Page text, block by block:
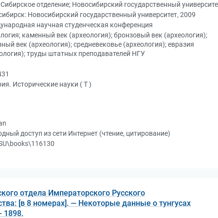
отделение; Новосибирский государственный
Новосибирский государственный университет, 2009
научная студенческая конференция
каменный век (археология); бронзовый век (археология);
век (археология); средневековье (археология); евразия
труды штатных преподавателей НГУ
Исторические науки ( Т )
доступ из сети Интернет (чтение, цитирование)
отдела Императорского Русского
[в 8 номерах]. — Некоторые данные о тунгусах
1898.